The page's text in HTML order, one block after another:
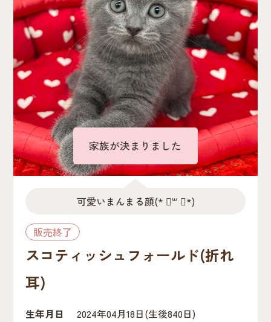
家族が決まりました
可愛いまんまる顔(* ॑꒳ ॑*)
販売終了
スコティッシュフォールド(折れ
耳)
生年月日 2024年04月18日(生後840日)